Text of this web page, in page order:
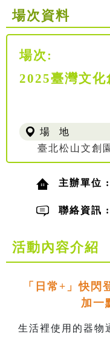
場次資料
場次:
2025臺灣文化
場 地
臺北松山文創
主辦單位 :
聯絡資訊 :
活動內容介紹
「日常+」快閃
加一
生活裡使用的器物